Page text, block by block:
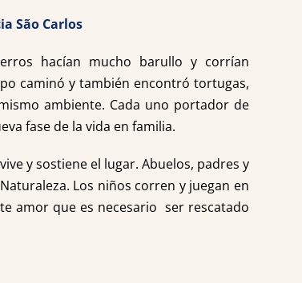
hacían mucho barullo y corrían
caminó y también encontró tortugas,
ambiente. Cada uno portador de
fase de la vida en familia.
y sostiene el lugar. Abuelos, padres y
Los niños corren y juegan en
amor que es necesario ser rescatado